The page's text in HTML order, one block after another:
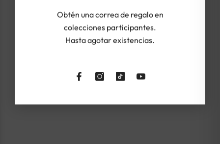
Obtén una correa de regalo en
colecciones participantes.
Hasta agotar existencias.